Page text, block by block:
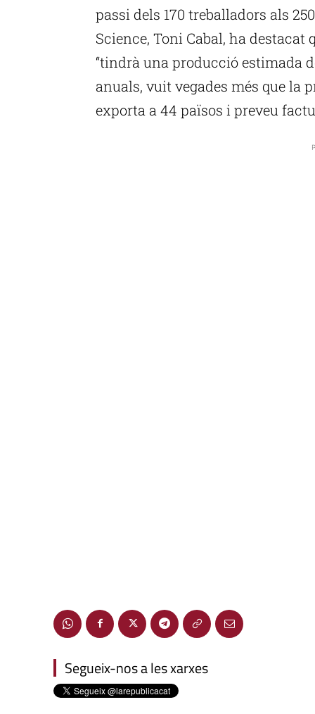
passi dels 170 treballadors als
Science, Toni Cabal, ha
“tindrà una producció estimada
anuals, vuit vegades més que la
exporta a 44 països i preveu
Segueix-nos a les xarxes